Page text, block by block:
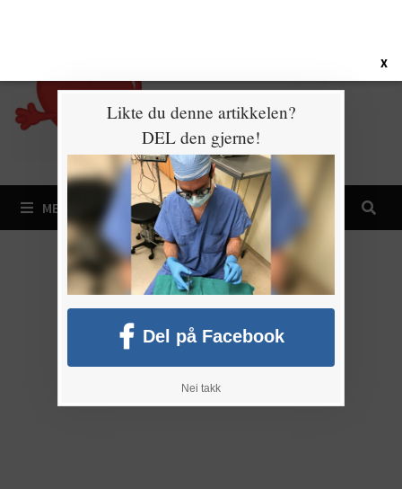
MENY
X
Likte du denne artikkelen?
DEL den gjerne!
Del på Facebook
Nei takk